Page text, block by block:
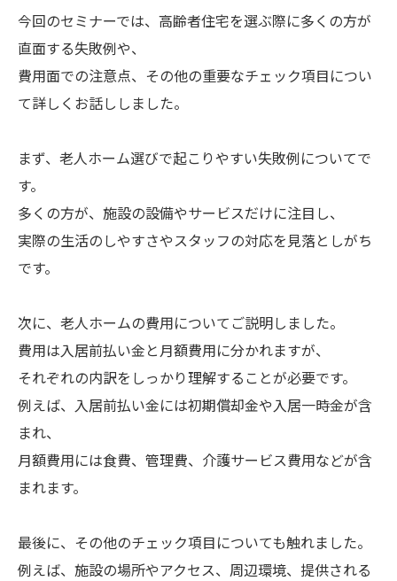
今回のセミナーでは、高齢者住宅を選ぶ際に多くの方が
直面する失敗例や、
費用面での注意点、その他の重要なチェック項目につい
て詳しくお話ししました。
まず、老人ホーム選びで起こりやすい失敗例についてで
す。
多くの方が、施設の設備やサービスだけに注目し、
実際の生活のしやすさやスタッフの対応を見落としがち
です。
次に、老人ホームの費用についてご説明しました。
費用は入居前払い金と月額費用に分かれますが、
それぞれの内訳をしっかり理解することが必要です。
例えば、入居前払い金には初期償却金や入居一時金が含
まれ、
月額費用には食費、管理費、介護サービス費用などが含
まれます。
最後に、その他のチェック項目についても触れました。
例えば、施設の場所やアクセス、周辺環境、提供される